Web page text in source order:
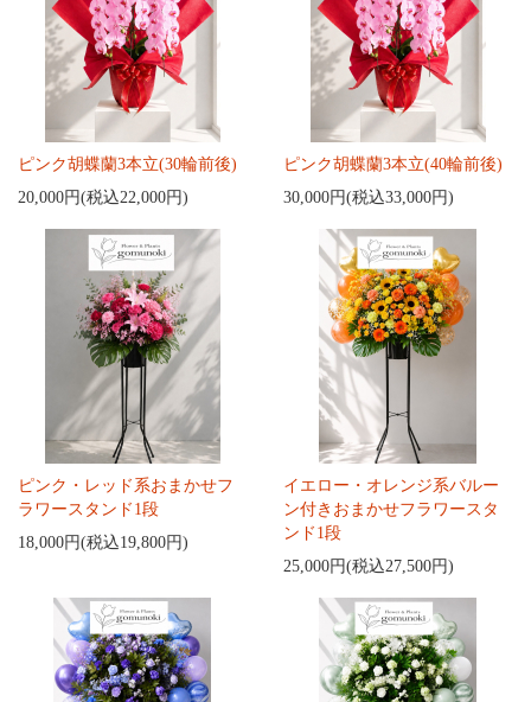
ピンク胡蝶蘭3本立(30輪前後)
20,000円(税込22,000円)
ピンク胡蝶蘭3本立(40輪前後)
30,000円(税込33,000円)
ピンク・レッド系おまかせフ
ラワースタンド1段
18,000円(税込19,800円)
イエロー・オレンジ系バルー
ン付きおまかせフラワースタ
ンド1段
25,000円(税込27,500円)